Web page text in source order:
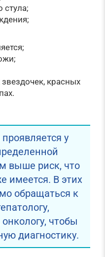
стула;
красных
у
выше риск, что
имеется. В этих
обращаться к
онкологу, чтобы
диагностику.